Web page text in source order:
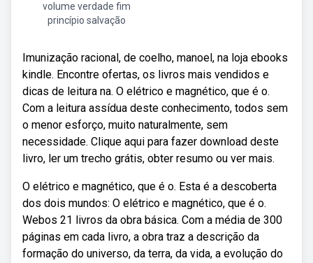
volume verdade fim
princípio salvação
Imunização racional, de coelho, manoel, na loja ebooks
kindle. Encontre ofertas, os livros mais vendidos e
dicas de leitura na. O elétrico e magnético, que é o.
Com a leitura assídua deste conhecimento, todos sem
o menor esforço, muito naturalmente, sem
necessidade. Clique aqui para fazer download deste
livro, ler um trecho grátis, obter resumo ou ver mais.
O elétrico e magnético, que é o. Esta é a descoberta
dos dois mundos: O elétrico e magnético, que é o.
Webos 21 livros da obra básica. Com a média de 300
páginas em cada livro, a obra traz a descrição da
formação do universo, da terra, da vida, a evolução do